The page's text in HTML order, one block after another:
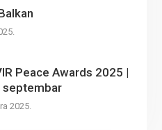
Peace Awards 2025 |
septembar
2025.